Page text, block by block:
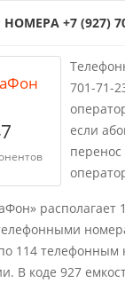
+7 (927)
701-71-
если
располагает
114 телефонным
В коде 927